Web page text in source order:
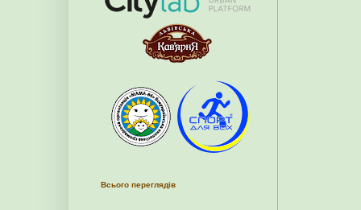
Всього переглядів